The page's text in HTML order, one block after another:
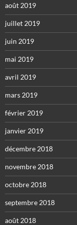
août 2019
juillet 2019
juin 2019
mai 2019
avril 2019
mars 2019
février 2019
janvier 2019
décembre 2018
novembre 2018
octobre 2018
septembre 2018
août 2018